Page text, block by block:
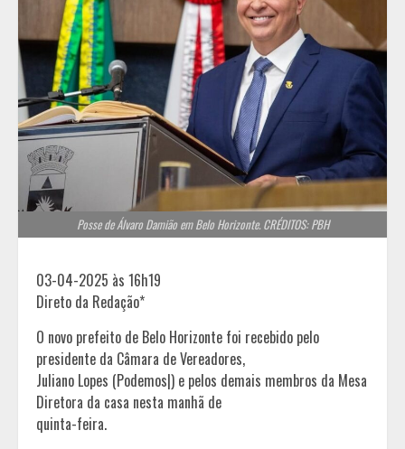
Posse de Álvaro Damião em Belo Horizonte. CRÉDITOS: PBH
03-04-2025 às 16h19
Direto da Redação*
O novo prefeito de Belo Horizonte foi recebido pelo
presidente da Câmara de Vereadores,
Juliano Lopes (Podemos|) e pelos demais membros da Mesa
Diretora da casa nesta manhã de
quinta-feira.